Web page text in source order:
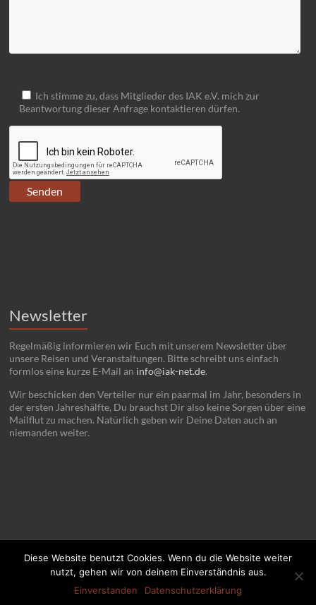
Ich stimme zu, dass Mitglieder des IAK e.V. mich zur
Beantwortung dieser Anfrage kontaktieren dürfen.
Newsletter
Regelmäßig informieren wir Euch mit unserem Newsletter über
unsere Reisen und Veranstaltungen. Bitte schreibt uns einfach
formlos eine kurze E-Mail an info@iak-net.de.
Wir beschicken den Verteiler nur ein paarmal im Jahr, besonders in
der ersten Jahreshälfte, Du brauchst Dir also keine Sorgen über eine
Mailflut zu machen. Natürlich geben wir Deine Daten auch an
niemanden weiter.
Diese Website benutzt Cookies. Wenn du die Website weiter
nutzt, gehen wir von deinem Einverständnis aus.
Einverstanden
Datenschutzerklärung